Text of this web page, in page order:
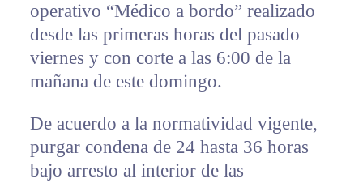
operativo “Médico a bordo” realizado
desde las primeras horas del pasado
viernes y con corte a las 6:00 de la
mañana de este domingo.
De acuerdo a la normatividad vigente,
purgar condena de 24 hasta 36 horas
bajo arresto al interior de las